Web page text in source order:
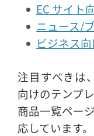
EC サイト
ニュース/
ビジネス向
注目すべきは
向けのテンプ
商品一覧ペー
応しています。